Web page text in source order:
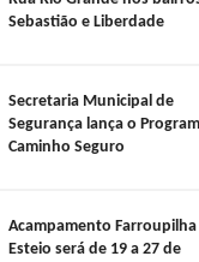
Sebastião e Liberdade
Secretaria Municipal de
Segurança lança o
Caminho Seguro
Acampamento Farroupilha
Esteio será de 19 a 27 de